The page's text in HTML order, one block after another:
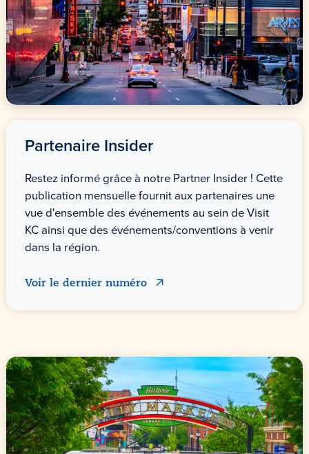
Partenaire Insider
Restez informé grâce à notre Partner Insider ! Cette
publication mensuelle fournit aux partenaires une
vue d'ensemble des événements au sein de Visit
KC ainsi que des événements/conventions à venir
dans la région.
Voir le dernier numéro